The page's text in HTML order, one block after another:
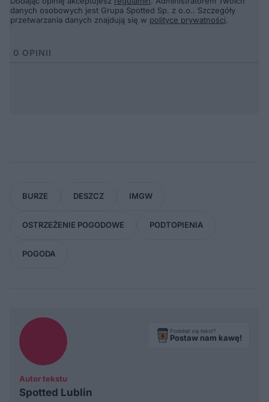
danych osobowych jest Grupa Spotted Sp. z o.o.. Szczegóły
przetwarzania danych znajdują się w polityce prywatności.
0 OPINII
BURZE DESZCZ IMGW
OSTRZEŻENIE POGODOWE PODTOPIENIA
POGODA
Autor tekstu
Spotted Lublin
Podobał się tekst?
Postaw nam kawę!